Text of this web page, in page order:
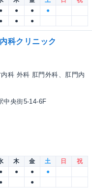
● ● ●
●
● ● ●
科クリニック
科 外科 肛門外科、肛門内
中央街5-14-6F
木 金 土 日
祝
● ● ●
●
● ●